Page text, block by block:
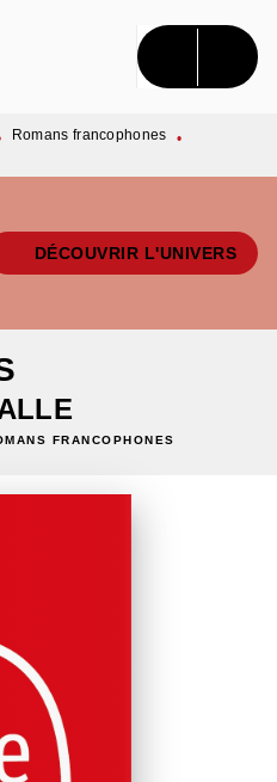
CONTENU
Romans francophones
•
DÉCOUVRIR L'UNIVERS
FRANCOPHONES